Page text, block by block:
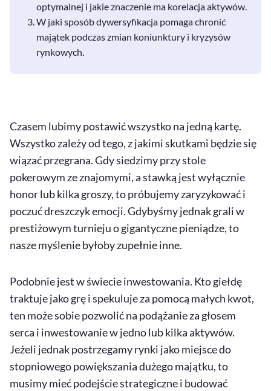
optymalnej i jakie znaczenie ma korelacja aktywów.
W jaki sposób dywersyfikacja pomaga chronić
majątek podczas zmian koniunktury i kryzysów
rynkowych.
Czasem lubimy postawić wszystko na jedną kartę.
Wszystko zależy od tego, z jakimi skutkami będzie się
wiązać przegrana. Gdy siedzimy przy stole
pokerowym ze znajomymi, a stawką jest wyłącznie
honor lub kilka groszy, to próbujemy zaryzykować i
poczuć dreszczyk emocji. Gdybyśmy jednak grali w
prestiżowym turnieju o gigantyczne pieniądze, to
nasze myślenie byłoby zupełnie inne.
Podobnie jest w świecie inwestowania. Kto giełdę
traktuje jako grę i spekuluje za pomocą małych kwot,
ten może sobie pozwolić na podążanie za głosem
serca i inwestowanie w jedno lub kilka aktywów.
Jeżeli jednak postrzegamy rynki jako miejsce do
stopniowego powiększania dużego majątku, to
musimy mieć podejście strategiczne i budować